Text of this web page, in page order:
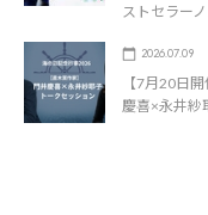
ストセラー
2026.07.09
【7月20日
慶喜×永井紗